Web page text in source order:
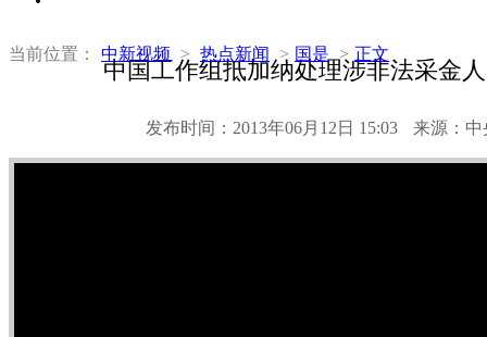
当前位置： 中新视频 > 热点新闻 > 国是 > 正文
中国工作组抵加纳处理涉非法采金
发布时间：2013年06月12日 15:03 来源：中